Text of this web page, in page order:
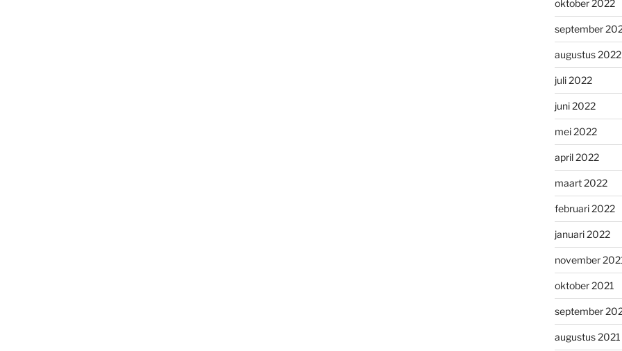
oktober 2022
september
augustus 2022
juli 2022
juni 2022
mei 2022
april 2022
maart 2022
februari 2022
januari 2022
november
oktober 2021
september
augustus 2021